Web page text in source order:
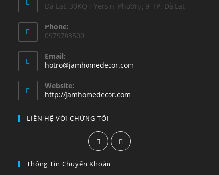
Đà Lạt: 30KQH Yersin, Phường 9, TP. Đà Lạt
Phone:
0979703500
Email:
hotro@jamhomedecor.com
Website:
http://Jamhomedecor.com
LIÊN HỆ VỚI CHỨNG TÔI
Thông Tin Chuyển Khoản